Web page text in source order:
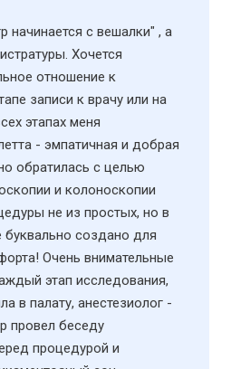
начинается с вешалки" , а
Хочется
отношение к
записи к врачу или на
этапах меня
- эмпатичная и добрая
обратилась с целью
и колоноскопии
не из простых, но в
буквально создано для
Очень внимательные
этап исследования,
в палату, анестезиолог -
провел беседу
процедурой и